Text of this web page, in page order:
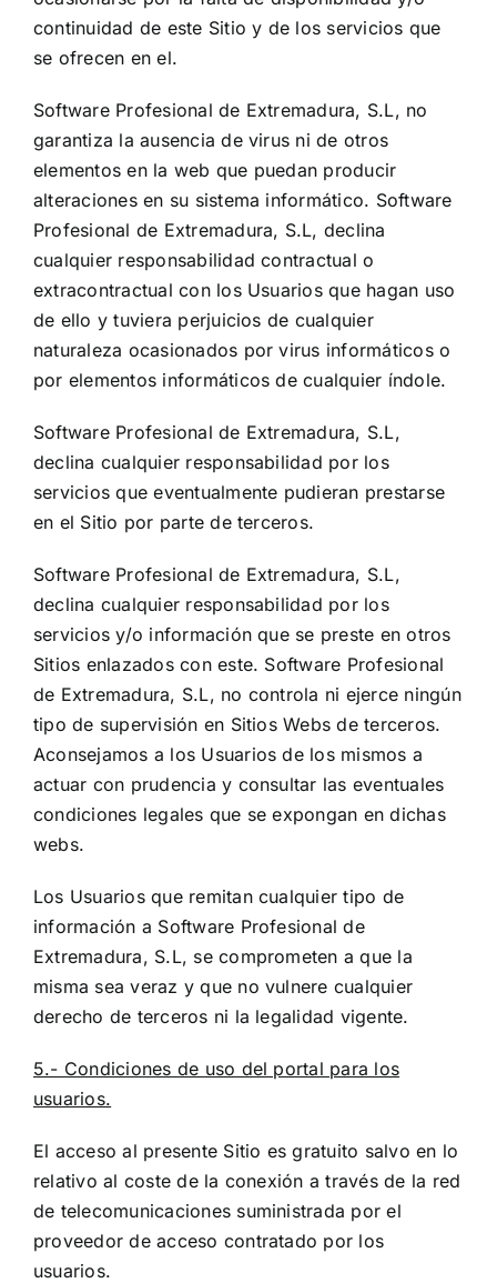
continuidad de este Sitio y de los servicios que
se ofrecen en el.
Software Profesional de Extremadura, S.L, no
garantiza la ausencia de virus ni de otros
elementos en la web que puedan producir
alteraciones en su sistema informático. Software
Profesional de Extremadura, S.L, declina
cualquier responsabilidad contractual o
extracontractual con los Usuarios que hagan uso
de ello y tuviera perjuicios de cualquier
naturaleza ocasionados por virus informáticos o
por elementos informáticos de cualquier índole.
Software Profesional de Extremadura, S.L,
declina cualquier responsabilidad por los
servicios que eventualmente pudieran prestarse
en el Sitio por parte de terceros.
Software Profesional de Extremadura, S.L,
declina cualquier responsabilidad por los
servicios y/o información que se preste en otros
Sitios enlazados con este. Software Profesional
de Extremadura, S.L, no controla ni ejerce ningún
tipo de supervisión en Sitios Webs de terceros.
Aconsejamos a los Usuarios de los mismos a
actuar con prudencia y consultar las eventuales
condiciones legales que se expongan en dichas
webs.
Los Usuarios que remitan cualquier tipo de
información a Software Profesional de
Extremadura, S.L, se comprometen a que la
misma sea veraz y que no vulnere cualquier
derecho de terceros ni la legalidad vigente.
5.- Condiciones de uso del portal para los
usuarios.
El acceso al presente Sitio es gratuito salvo en lo
relativo al coste de la conexión a través de la red
de telecomunicaciones suministrada por el
proveedor de acceso contratado por los
usuarios.